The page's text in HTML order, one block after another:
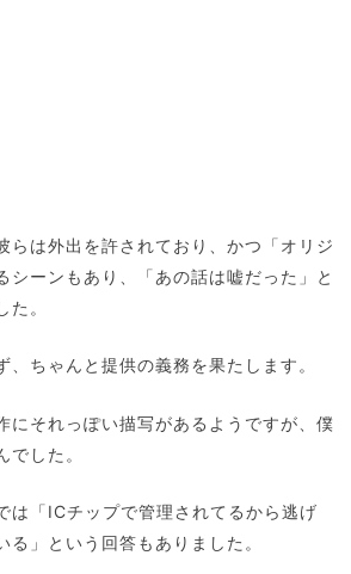
らは外出を許されており、かつ「オリジ
シーンもあり、「あの話は嘘だった」と
。
、ちゃんと提供の義務を果たします。
にそれっぽい描写があるようですが、僕
でした。
は「ICチップで管理されてるから逃げ
る」という回答もありました。